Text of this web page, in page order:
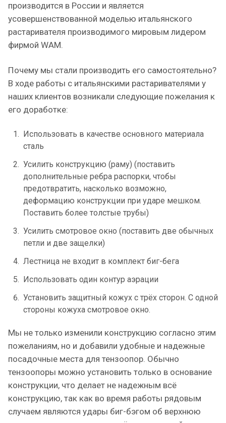
производится в России и является
усовершенствованной моделью итальянского
растаривателя производимого мировым лидером
фирмой WAM.
Почему мы стали производить его самостоятельно?
В ходе работы с итальянскими растаривателями у
наших клиентов возникали следующие пожелания к
его доработке:
Использовать в качестве основного материала
сталь
Усилить конструкцию (раму) (поставить
дополнительные ребра распорки, чтобы
предотвратить, насколько возможно,
деформацию конструкции при ударе мешком.
Поставить более толстые трубы)
Усилить смотровое окно (поставить две обычных
петли и две защелки)
Лестница не входит в комплект биг-бега
Использовать один контур аэрации
Установить защитный кожух с трёх сторон. С одной
стороны кожуха смотровое окно.
Мы не только изменили конструкцию согласно этим
пожеланиям, но и добавили удобные и надежные
посадочные места для тензоопор. Обычно
тензоопоры можно установить только в основание
конструкции, что делает не надежным всё
конструкцию, так как во время работы рядовым
случаем являются удары биг-бэгом об верхнюю